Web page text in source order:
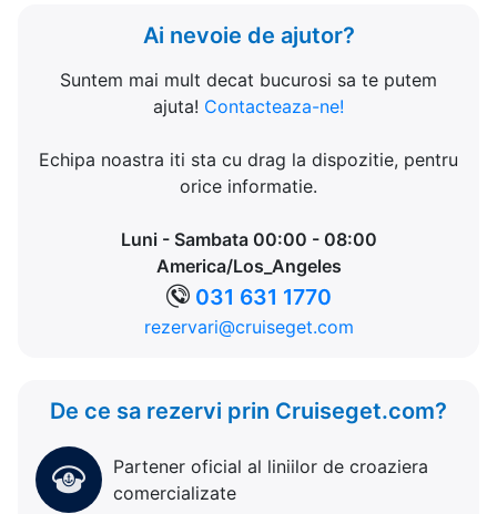
Ai nevoie de ajutor?
Suntem mai mult decat bucurosi sa te putem
ajuta! Contacteaza-ne!
Echipa noastra iti sta cu drag la dispozitie, pentru
orice informatie.
Luni - Sambata 00:00 - 08:00
America/Los_Angeles
031 631 1770
rezervari@cruiseget.com
De ce sa rezervi prin Cruiseget.com?
Partener oficial al liniilor de croaziera
comercializate